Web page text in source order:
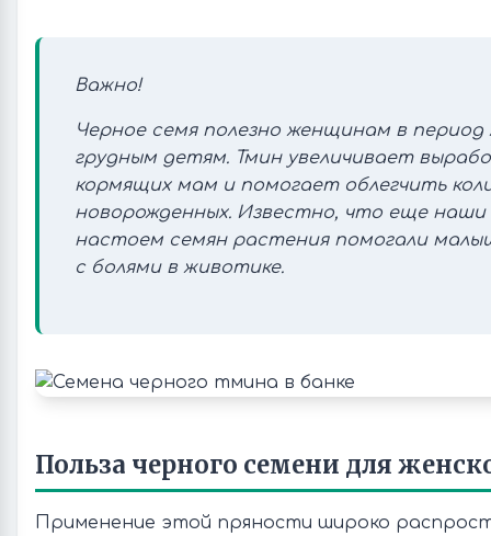
Важно!
Черное семя полезно женщинам в период
грудным детям. Тмин увеличивает
кормящих мам и помогает облегчить
новорожденных. Известно, что еще наши
настоем семян растения помогали
с болями в животике.
Польза черного семени для
Применение этой пряности широко